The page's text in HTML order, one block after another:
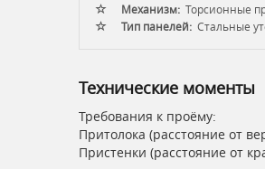
Механизм: Торсионные
Тип панелей: Стальные
Технические моменты
Требования к проёму:
Притолока (расстояние от
Пристенки (расстояние от